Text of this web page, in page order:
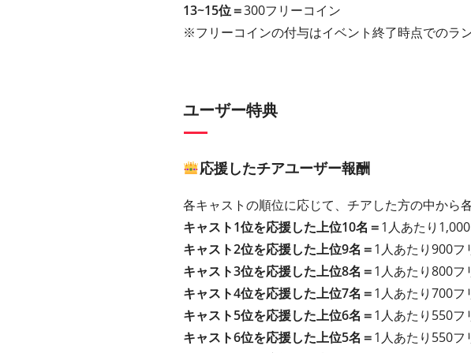
13~15位＝300フリーコイン
※フリーコインの付与はイベント終了時点でのラ
ユーザー特典
応援したチアユーザー報酬
各キャストの順位に応じて、チアした方の中から
キャスト1位を応援した上位10名＝1人あたり
キャスト2位を応援した上位9名＝1人あたり900フ
キャスト3位を応援した上位8名＝1人あたり800フ
キャスト4位を応援した上位7名＝1人あたり700フ
キャスト5位を応援した上位6名＝1人あたり550フ
キャスト6位を応援した上位5名＝1人あたり550フ